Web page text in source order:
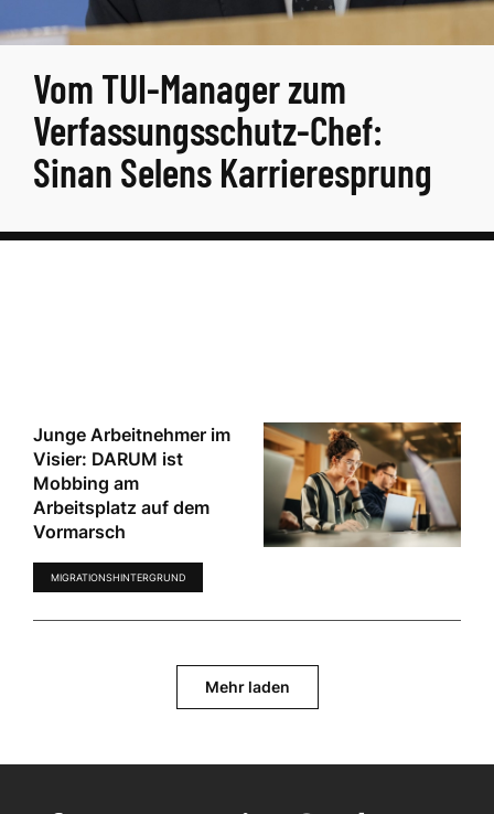
Vom TUI-Manager zum
Verfassungsschutz-Chef:
Sinan Selens Karrieresprung
Junge Arbeitnehmer im
Visier: DARUM ist
Mobbing am
Arbeitsplatz auf dem
Vormarsch
MIGRATIONSHINTERGRUND
Mehr laden